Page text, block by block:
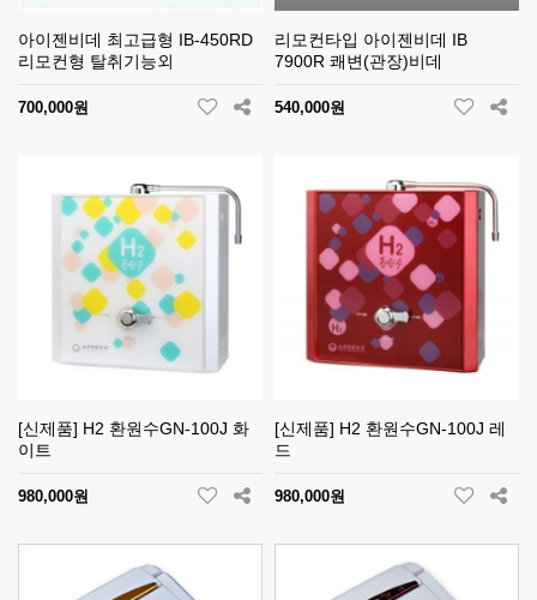
아이젠비데 최고급형 IB-450RD
리모컨형 탈취기능외
700,000원
리모컨타입 아이젠비데 IB
7900R 쾌변(관장)비데
540,000원
[신제품] H2 환원수GN-100J 화
이트
980,000원
[신제품] H2 환원수GN-100J 레
드
980,000원